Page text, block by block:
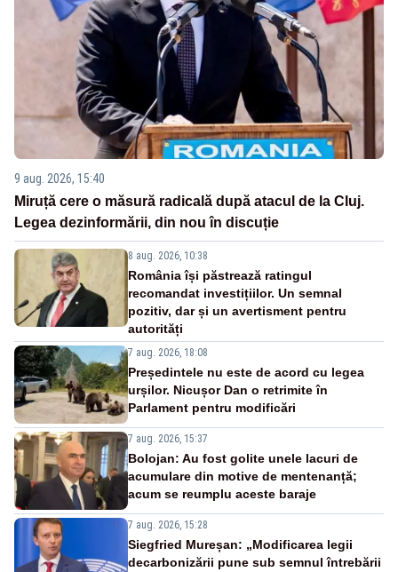
9 aug. 2026, 15:40
Miruță cere o măsură radicală după atacul de la Cluj.
Legea dezinformării, din nou în discuție
8 aug. 2026, 10:38
România își păstrează ratingul
recomandat investițiilor. Un semnal
pozitiv, dar și un avertisment pentru
autorități
7 aug. 2026, 18:08
Președintele nu este de acord cu legea
urșilor. Nicușor Dan o retrimite în
Parlament pentru modificări
7 aug. 2026, 15:37
Bolojan: Au fost golite unele lacuri de
acumulare din motive de mentenanță;
acum se reumplu aceste baraje
7 aug. 2026, 15:28
Siegfried Mureșan: „Modificarea legii
decarbonizării pune sub semnul întrebării